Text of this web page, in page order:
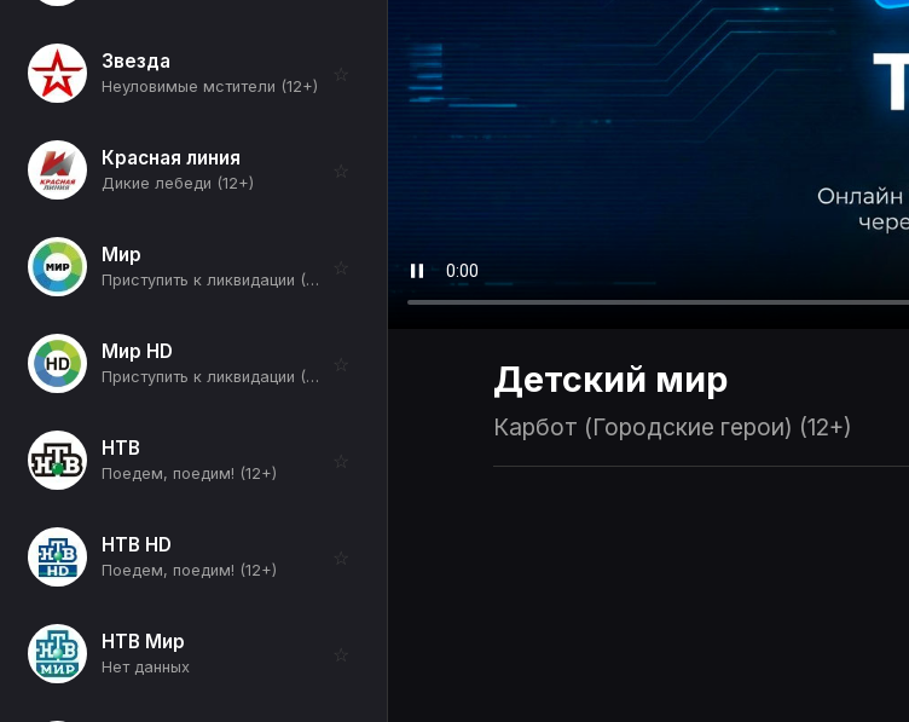
Звезда
Неуловимые мстители (12+)
☆
Красная линия
Дикие лебеди (12+)
☆
Мир
Приступить к ликвидации (6+)
☆
Мир HD
Приступить к ликвидации (6+)
☆
НТВ
Поедем, поедим! (12+)
☆
НТВ HD
Поедем, поедим! (12+)
☆
НТВ Мир
Нет данных
☆
Детский мир
Карбот (Городские герои) (12+)